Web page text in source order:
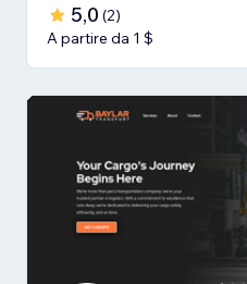
5,0 (2)
A partire da 1 $